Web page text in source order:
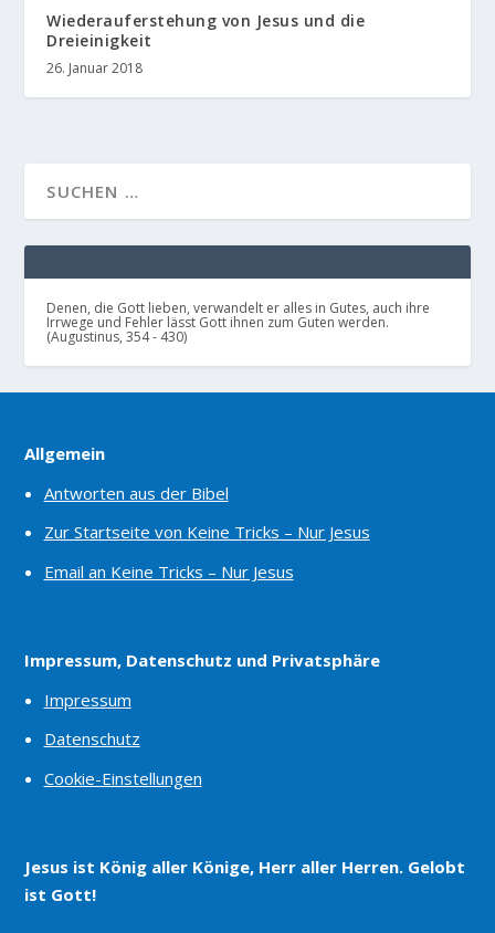
Wiederauferstehung von Jesus und die
Dreieinigkeit
26. Januar 2018
Denen, die Gott lieben, verwandelt er alles in Gutes, auch ihre
Irrwege und Fehler lässt Gott ihnen zum Guten werden.
(Augustinus, 354 - 430)
Allgemein
Antworten aus der Bibel
Zur Startseite von Keine Tricks – Nur Jesus
Email an Keine Tricks – Nur Jesus
Impressum, Datenschutz und Privatsphäre
Impressum
Datenschutz
Cookie-Einstellungen
Jesus ist König aller Könige, Herr aller Herren. Gelobt
ist Gott!